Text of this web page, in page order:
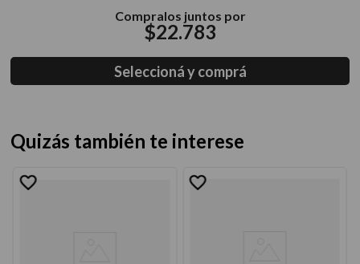
Compralos juntos por
$22.783
Seleccioná y comprá
Quizás también te interese